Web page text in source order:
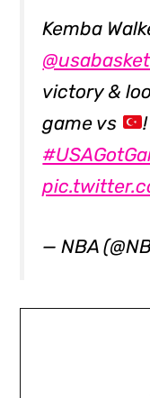
Kemba
victory &
game vs
!
— NBA